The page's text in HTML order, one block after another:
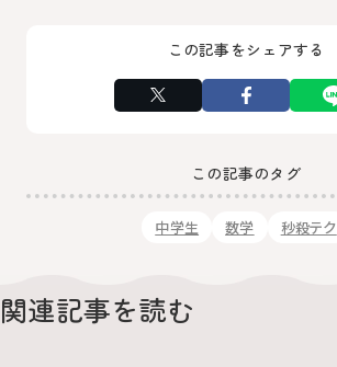
この記事をシェアする
この記事のタグ
中学生 数学 秒殺テク
関連記事を読む